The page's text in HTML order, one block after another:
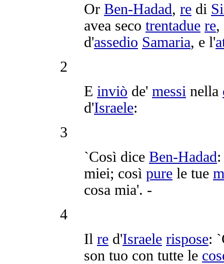
Or Ben-Hadad, re di
avea seco trentadue re,
d'assedio Samaria, e l'
2
E inviò de' messi nella
d'Israele:
3
`Così dice Ben-Hadad
miei; così pure le tue
cosa mia'. -
4
Il re d'Israele rispose:
son tuo con tutte le